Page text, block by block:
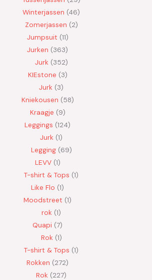
Winterjassen 46
Zomerjassen 2
Jumpsuit 11
Jurken 363
Jurk 352
KIEstone 3
Jurk 3
Kniekousen 58
Kraagje 9
Leggings 124
Jurk 1
Legging 69
LEVV 1
T-shirt & Tops 1
Like Flo 1
Moodstreet 1
rok 1
Quapi 7
Rok 1
T-shirt & Tops 1
Rokken 272
Rok 227